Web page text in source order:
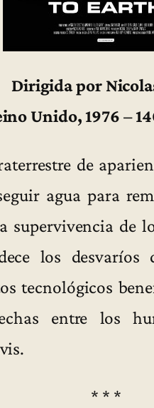
Dirigida por
Unido, 1976 –
de
agua para
supervivencia de
los desvaríos
tecnológicos
entre los
* * *